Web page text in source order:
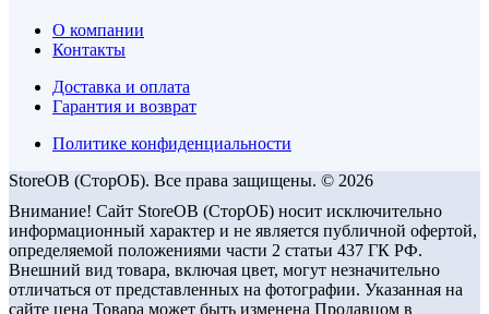
О компании
Контакты
Доставка и оплата
Гарантия и возврат
Политике конфиденциальности
StoreOB (CторОБ). Все права защищены. © 2026
Внимание! Сайт StoreOB (СторОБ) носит исключительно
информационный характер и не является публичной офертой,
определяемой положениями части 2 статьи 437 ГК РФ.
Внешний вид товара, включая цвет, могут незначительно
отличаться от представленных на фотографии. Указанная на
сайте цена Товара может быть изменена Продавцом в